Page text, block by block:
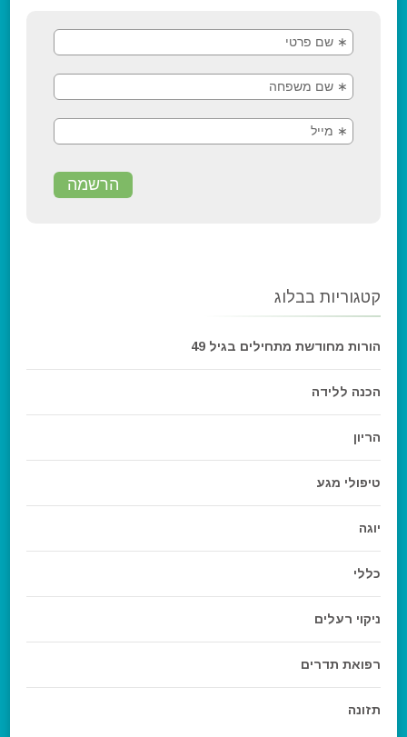
קטגוריות בבלוג
הורות מחודשת מתחילים בגיל 49
הכנה ללידה
הריון
טיפולי מגע
יוגה
כללי
ניקוי רעלים
רפואת תדרים
תזונה